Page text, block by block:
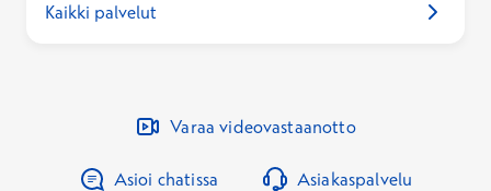
Kaikki palvelut
Varaa videovastaanotto
Asioi chatissa Asiakaspalvelu